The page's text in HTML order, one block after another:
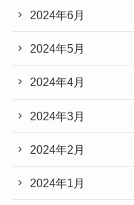
2024年6月
2024年5月
2024年4月
2024年3月
2024年2月
2024年1月